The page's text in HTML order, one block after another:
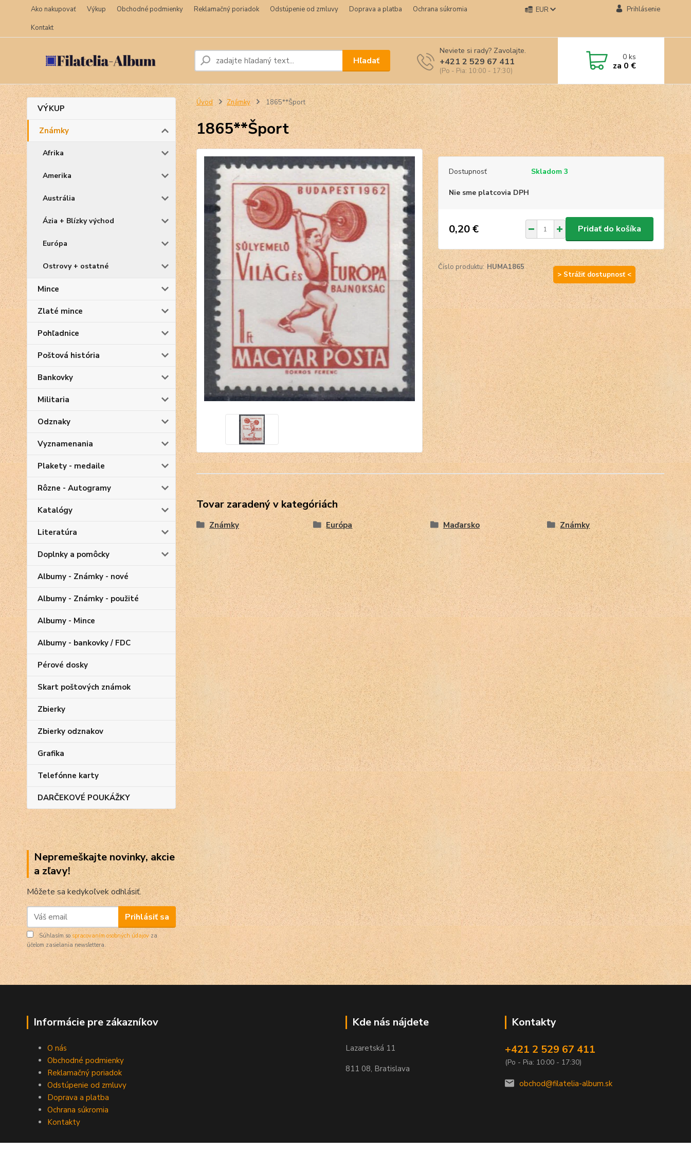
Ako nakupovať Výkup Obchodné podmienky Reklamačný poriadok Odstúpenie od zmluvy Doprava a platba
Ochrana súkromia
Kontakt
EUR Prihlásenie
Hľadať
Neviete si rady? Zavolajte.
+421 2 529 67 411
(Po - Pia: 10:00 - 17:30)
0ks
za 0 €
VÝKUP
Známky
Afrika
Amerika
Austrália
Ázia + Blízky východ
Európa
Ostrovy + ostatné
Mince
Zlaté mince
Pohľadnice
Poštová história
Bankovky
Militaria
Odznaky
Vyznamenania
Plakety - medaile
Rôzne - Autogramy
Katalógy
Literatúra
Doplnky a pomôcky
Albumy - Známky - nové
Albumy - Známky - použité
Albumy - Mince
Albumy - bankovky / FDC
Pérové dosky
Skart poštových známok
Zbierky
Zbierky odznakov
Grafika
Telefónne karty
DARČEKOVÉ POUKÁŽKY
Nepremeškajte novinky, akcie
a zľavy!
Môžete sa kedykoľvek odhlásiť.
Prihlásiť sa
Súhlasím so spracovaním osobných údajov za
účelom zasielania newslettera.
Úvod Známky 1865**Šport
1865**Šport
Dostupnosť Skladom 3
Nie sme platcovia DPH
0,20 € Pridať do košíka
Číslo produktu: HUMA1865
> Strážiť dostupnosť <
Tovar zaradený v kategóriách
Známky Európa Maďarsko Známky
Informácie pre zákazníkov
O nás
Obchodné podmienky
Reklamačný poriadok
Odstúpenie od zmluvy
Doprava a platba
Ochrana súkromia
Kontakty
Kde nás nájdete
Lazaretská 11
811 08, Bratislava
Kontakty
+421 2 529 67 411
(Po - Pia: 10:00 - 17:30)
obchod@filatelia-album.sk